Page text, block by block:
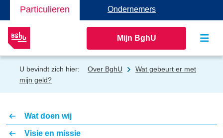
Particulieren Ondernemers
Mijn BghU
U bevindt zich hier: Over BghU
Wat gebeurt er met
mijn geld?
Wat doen wij
Visie en missie